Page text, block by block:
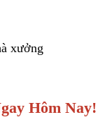
Hôm Nay!